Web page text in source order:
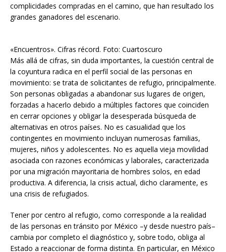
complicidades compradas en el camino, que han resultado los
grandes ganadores del escenario.
«Encuentros». Cifras récord. Foto: Cuartoscuro
Más allá de cifras, sin duda importantes, la cuestión central de
la coyuntura radica en el perfil social de las personas en
movimiento: se trata de solicitantes de refugio, principalmente.
Son personas obligadas a abandonar sus lugares de origen,
forzadas a hacerlo debido a múltiples factores que coinciden
en cerrar opciones y obligar la desesperada búsqueda de
alternativas en otros países. No es casualidad que los
contingentes en movimiento incluyan numerosas familias,
mujeres, niños y adolescentes. No es aquella vieja movilidad
asociada con razones económicas y laborales, caracterizada
por una migración mayoritaria de hombres solos, en edad
productiva. A diferencia, la crisis actual, dicho claramente, es
una crisis de refugiados.
Tener por centro al refugio, como corresponde a la realidad
de las personas en tránsito por México –y desde nuestro país–
cambia por completo el diagnóstico y, sobre todo, obliga al
Estado a reaccionar de forma distinta. En particular, en México